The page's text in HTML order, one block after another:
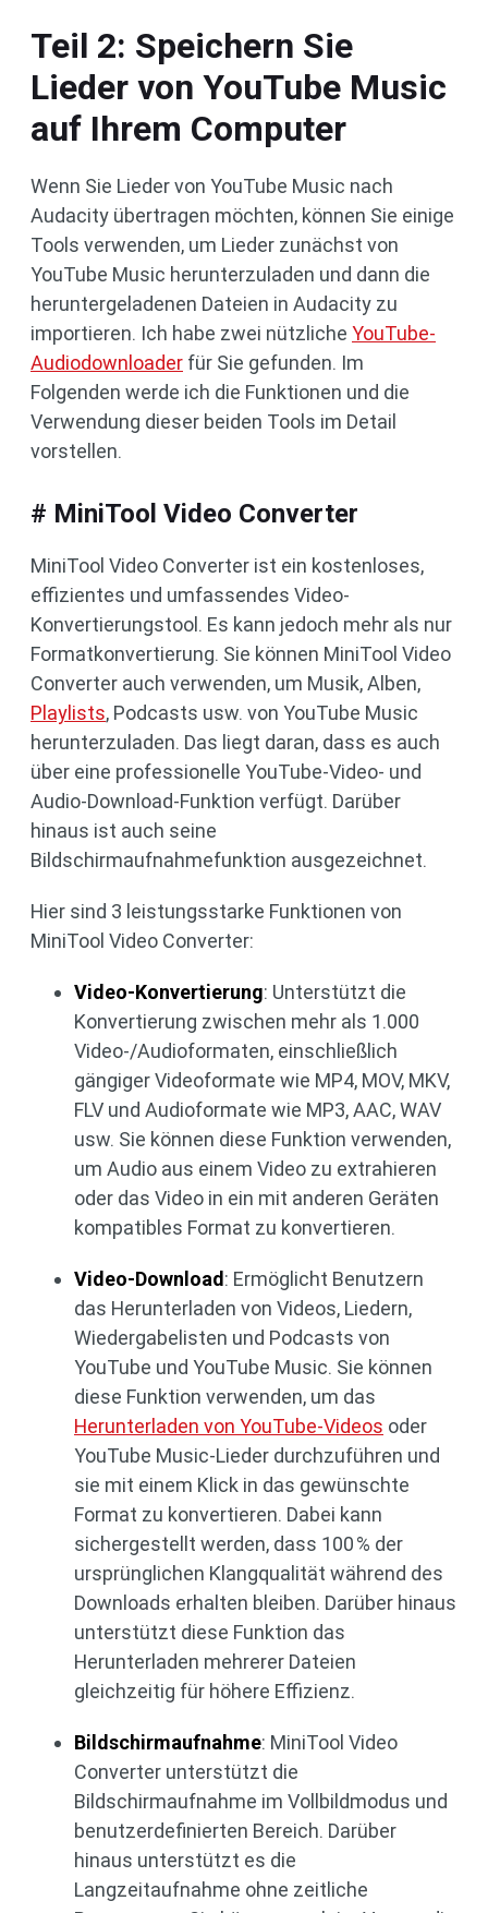
Teil 2: Speichern Sie
Lieder von YouTube Music
auf Ihrem Computer
Wenn Sie Lieder von YouTube Music nach
Audacity übertragen möchten, können Sie einige
Tools verwenden, um Lieder zunächst von
YouTube Music herunterzuladen und dann die
heruntergeladenen Dateien in Audacity zu
importieren. Ich habe zwei nützliche YouTube-
Audiodownloader für Sie gefunden. Im
Folgenden werde ich die Funktionen und die
Verwendung dieser beiden Tools im Detail
vorstellen.
# MiniTool Video Converter
MiniTool Video Converter ist ein kostenloses,
effizientes und umfassendes Video-
Konvertierungstool. Es kann jedoch mehr als nur
Formatkonvertierung. Sie können MiniTool Video
Converter auch verwenden, um Musik, Alben,
Playlists, Podcasts usw. von YouTube Music
herunterzuladen. Das liegt daran, dass es auch
über eine professionelle YouTube-Video- und
Audio-Download-Funktion verfügt. Darüber
hinaus ist auch seine
Bildschirmaufnahmefunktion ausgezeichnet.
Hier sind 3 leistungsstarke Funktionen von
MiniTool Video Converter:
Video-Konvertierung: Unterstützt die
Konvertierung zwischen mehr als 1.000
Video-/Audioformaten, einschließlich
gängiger Videoformate wie MP4, MOV, MKV,
FLV und Audioformate wie MP3, AAC, WAV
usw. Sie können diese Funktion verwenden,
um Audio aus einem Video zu extrahieren
oder das Video in ein mit anderen Geräten
kompatibles Format zu konvertieren.
Video-Download : Ermöglicht Benutzern
das Herunterladen von Videos, Liedern,
Wiedergabelisten und Podcasts von
YouTube und YouTube Music. Sie können
diese Funktion verwenden, um das
Herunterladen von YouTube-Videos oder
YouTube Music-Lieder durchzuführen und
sie mit einem Klick in das gewünschte
Format zu konvertieren. Dabei kann
sichergestellt werden, dass 100 % der
ursprünglichen Klangqualität während des
Downloads erhalten bleiben. Darüber hinaus
unterstützt diese Funktion das
Herunterladen mehrerer Dateien
gleichzeitig für höhere Effizienz.
Bildschirmaufnahme: MiniTool Video
Converter unterstützt die
Bildschirmaufnahme im Vollbildmodus und
benutzerdefinierten Bereich. Darüber
hinaus unterstützt es die
Langzeitaufnahme ohne zeitliche